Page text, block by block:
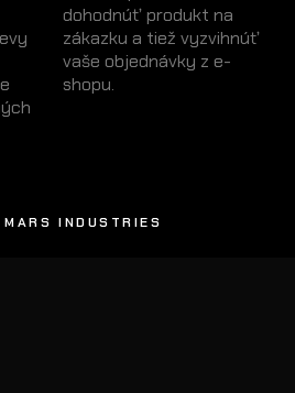
dohodnúť produkt na
zákazku a tiež vyzvihnúť
vaše objednávky z e-
shopu.
INDUSTRIES